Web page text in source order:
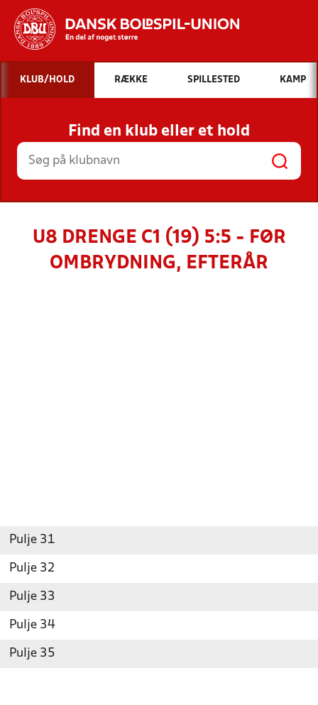
Hvad vil du søge efter?
INDHOLD OG NYHEDER
STILLINGER, RESULTATER, KLUBBER OG
HOLD
KLUB/HOLD RÆKKE SPILLESTED KAMP
Find en klub eller et hold
U8 DRENGE C1 (19) 5:5 - FØR
OMBRYDNING, EFTERÅR
Pulje 31
Pulje 32
Pulje 33
Pulje 34
Pulje 35